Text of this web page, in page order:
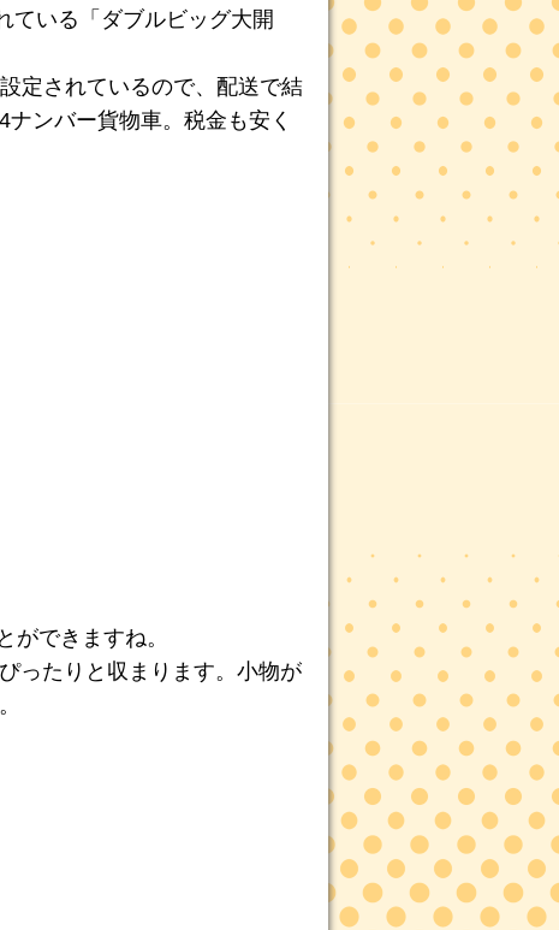
ている「ダブルビッグ大開
定されているので、配送で結
ンバー貨物車。税金も安く
できますね。
ったりと収まります。小物が